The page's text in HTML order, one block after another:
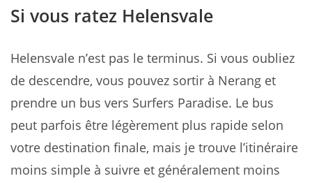
Si vous ratez Helensvale
Helensvale n’est pas le terminus. Si vous oubliez
de descendre, vous pouvez sortir à Nerang et
prendre un bus vers Surfers Paradise. Le bus
peut parfois être légèrement plus rapide selon
votre destination finale, mais je trouve l’itinéraire
moins simple à suivre et généralement moins